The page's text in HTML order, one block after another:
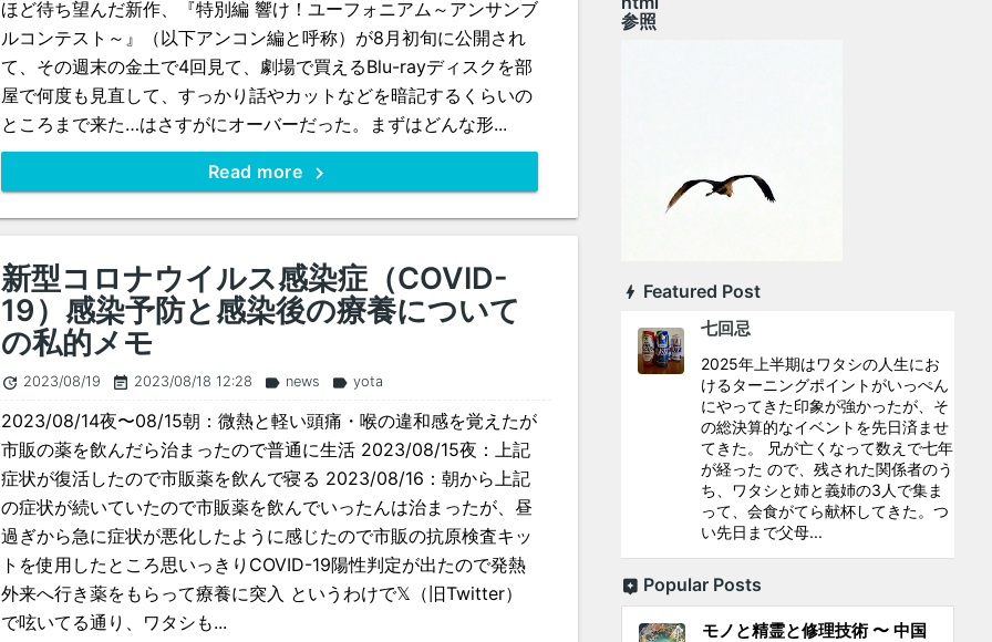
ほど待ち望んだ新作、『特別編 響け！ユーフォニアム～アンサンブ
ルコンテスト～』（以下アンコン編と呼称）が8月初旬に公開され
て、その週末の金土で4回見て、劇場で買えるBlu-rayディスクを部
屋で何度も見直して、すっかり話やカットなどを暗記するくらいの
ところまで来た…はさすがにオーバーだった。まずはどんな形...
Read more
新型コロナウイルス感染症（COVID-
19）感染予防と感染後の療養について
の私的メモ
update 2023/08/19 event_note 2023/08/18 12:28 label news label yota
2023/08/14夜〜08/15朝：微熱と軽い頭痛・喉の違和感を覚えたが
市販の薬を飲んだら治まったので普通に生活 2023/08/15夜：上記
症状が復活したので市販薬を飲んで寝る 2023/08/16：朝から上記
の症状が続いていたので市販薬を飲んでいったんは治まったが、昼
過ぎから急に症状が悪化したように感じたので市販の抗原検査キッ
トを使用したところ思いっきりCOVID-19陽性判定が出たので発熱
外来へ行き薬をもらって療養に突入 というわけで𝕏（旧Twitter）
で呟いてる通り、ワタシも...
参照
Featured Post
七回忌
2025年上半期はワタシの人生にお
けるターニングポイントがいっぺん
にやってきた印象が強かったが、そ
の総決算的なイベントを先日済ませ
てきた。 兄が亡くなって数えで七年
が経った ので、残された関係者のう
ち、ワタシと姉と義姉の3人で集ま
って、会食がてら献杯してきた。つ
い先日まで父母...
Popular Posts
モノと精霊と修理技術 〜 中国